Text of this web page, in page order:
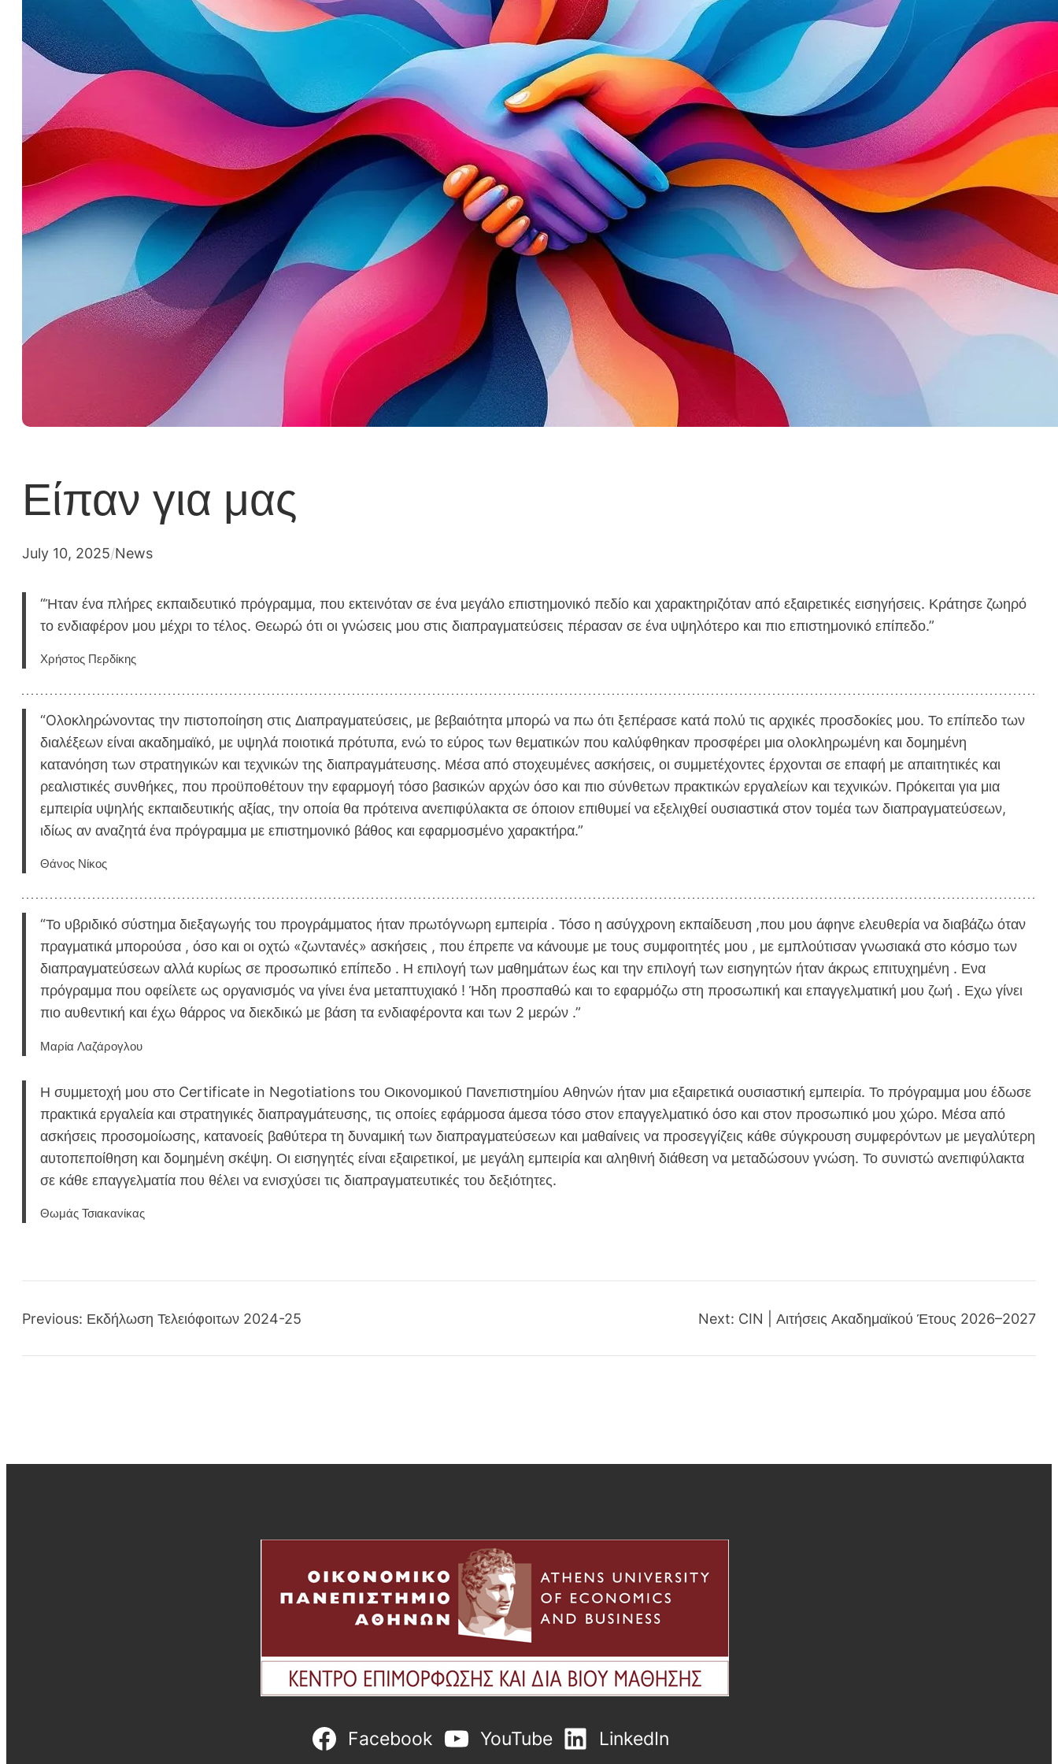
Είπαν για μας
July 10, 2025/News
“Ήταν ένα πλήρες εκπαιδευτικό πρόγραμμα, που εκτεινόταν σε ένα μεγάλο επιστημονικό πεδίο και χαρακτηριζόταν από εξαιρετικές εισηγήσεις. Κράτησε ζωηρό
το ενδιαφέρον μου μέχρι το τέλος. Θεωρώ ότι οι γνώσεις μου στις διαπραγματεύσεις πέρασαν σε ένα υψηλότερο και πιο επιστημονικό επίπεδο.”
Χρήστος Περδίκης
“Oλοκληρώνοντας την πιστοποίηση στις Διαπραγματεύσεις, με βεβαιότητα μπορώ να πω ότι ξεπέρασε κατά πολύ τις αρχικές προσδοκίες μου. Το επίπεδο των
διαλέξεων είναι ακαδημαϊκό, με υψηλά ποιοτικά πρότυπα, ενώ το εύρος των θεματικών που καλύφθηκαν προσφέρει μια ολοκληρωμένη και δομημένη
κατανόηση των στρατηγικών και τεχνικών της διαπραγμάτευσης. Μέσα από στοχευμένες ασκήσεις, οι συμμετέχοντες έρχονται σε επαφή με απαιτητικές και
ρεαλιστικές συνθήκες, που προϋποθέτουν την εφαρμογή τόσο βασικών αρχών όσο και πιο σύνθετων πρακτικών εργαλείων και τεχνικών. Πρόκειται για μια
εμπειρία υψηλής εκπαιδευτικής αξίας, την οποία θα πρότεινα ανεπιφύλακτα σε όποιον επιθυμεί να εξελιχθεί ουσιαστικά στον τομέα των διαπραγματεύσεων,
ιδίως αν αναζητά ένα πρόγραμμα με επιστημονικό βάθος και εφαρμοσμένο χαρακτήρα.”
Θάνος Νίκος
“Το υβριδικό σύστημα διεξαγωγής του προγράμματος ήταν πρωτόγνωρη εμπειρία . Τόσο η ασύγχρονη εκπαίδευση ,που μου άφηνε ελευθερία να διαβάζω όταν
πραγματικά μπορούσα , όσο και οι οχτώ «ζωντανές» ασκήσεις , που έπρεπε να κάνουμε με τους συμφοιτητές μου , με εμπλούτισαν γνωσιακά στο κόσμο των
διαπραγματεύσεων αλλά κυρίως σε προσωπικό επίπεδο . Η επιλογή των μαθημάτων έως και την επιλογή των εισηγητών ήταν άκρως επιτυχημένη . Ενα
πρόγραμμα που οφείλετε ως οργανισμός να γίνει ένα μεταπτυχιακό ! Ήδη προσπαθώ και το εφαρμόζω στη προσωπική και επαγγελματική μου ζωή . Εχω γίνει
πιο αυθεντική και έχω θάρρος να διεκδικώ με βάση τα ενδιαφέροντα και των 2 μερών .”
Μαρία Λαζάρογλου
Η συμμετοχή μου στο Certificate in Negotiations του Οικονομικού Πανεπιστημίου Αθηνών ήταν μια εξαιρετικά ουσιαστική εμπειρία. Το πρόγραμμα μου έδωσε
πρακτικά εργαλεία και στρατηγικές διαπραγμάτευσης, τις οποίες εφάρμοσα άμεσα τόσο στον επαγγελματικό όσο και στον προσωπικό μου χώρο. Μέσα από
ασκήσεις προσομοίωσης, κατανοείς βαθύτερα τη δυναμική των διαπραγματεύσεων και μαθαίνεις να προσεγγίζεις κάθε σύγκρουση συμφερόντων με μεγαλύτερη
αυτοπεποίθηση και δομημένη σκέψη. Οι εισηγητές είναι εξαιρετικοί, με μεγάλη εμπειρία και αληθινή διάθεση να μεταδώσουν γνώση. Το συνιστώ ανεπιφύλακτα
σε κάθε επαγγελματία που θέλει να ενισχύσει τις διαπραγματευτικές του δεξιότητες.
Θωμάς Τσιακανίκας
Previous: Εκδήλωση Τελειόφοιτων 2024-25 Next: CIN | Αιτήσεις Ακαδημαϊκού Έτους 2026–2027
Facebook YouTube LinkedIn